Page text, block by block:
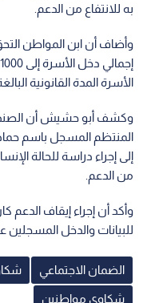
به للانتفاع من الدعم.
الأسرة المدة القانونية البالغة 12 شهرا قبل اتخاذ قرار
وكشف أبو حشيش أن
المنتظم المسجل باسم
إلى إجراء دراسة للحالة
من الدعم.
وأكد أن إجراء إيقاف الدعم
للبيانات والدخل المسجلين
الضمان الاجتماعي
شكاوى مواطنين